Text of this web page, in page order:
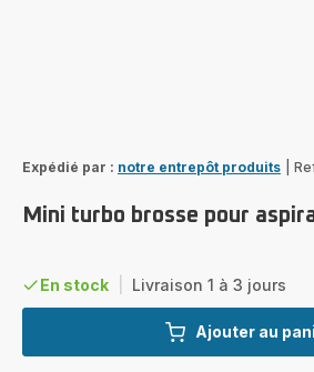
Expédié par : notre entrepôt produits
Mini turbo brosse pour
En stock Livraison 1 à 3 jours
Ajouter au